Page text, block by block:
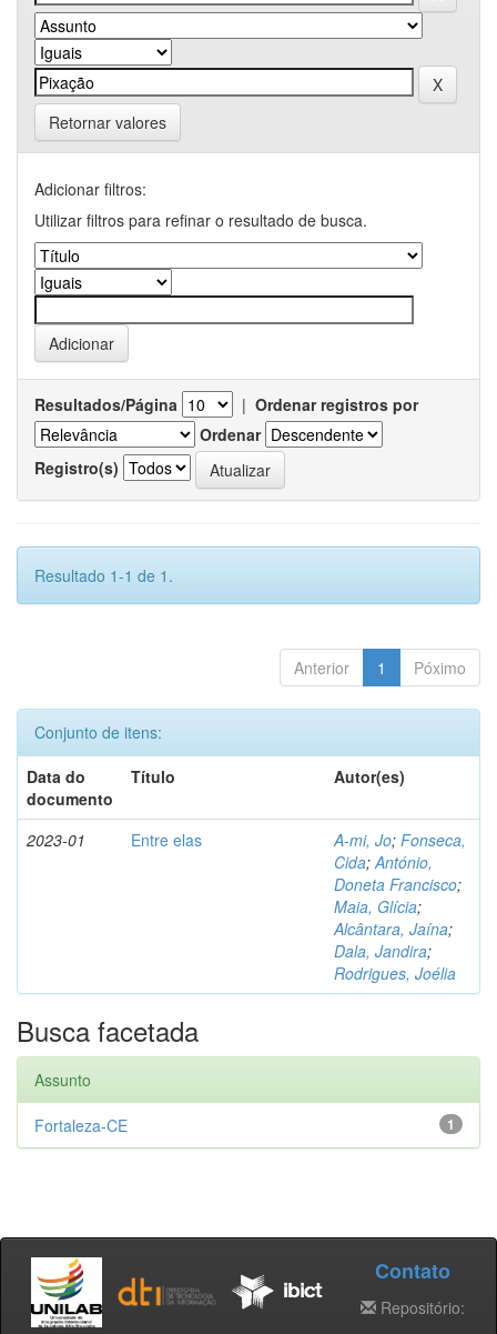
Retornar valores
Adicionar filtros:
Utilizar filtros para refinar o resultado de busca.
Resultados/Página | Ordenar registros por
Ordenar
Registro(s)
Resultado 1-1 de 1.
Anterior 1 Póximo
Conjunto de itens:
Data do
documento
Título Autor(es)
2023-01 Entre elas A-mi, Jo; Fonseca,
Cida;António,
Doneta Francisco;
Maia, Glícia;
Alcântara, Jaína;
Dala, Jandira;
Rodrigues, Joélia
Busca facetada
Assunto
1
Fortaleza-CE
Contato
Repositório: